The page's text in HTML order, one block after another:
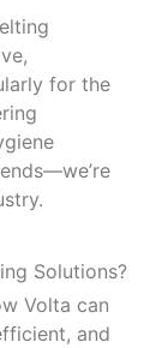
for the
Solutions?
Volta can
and